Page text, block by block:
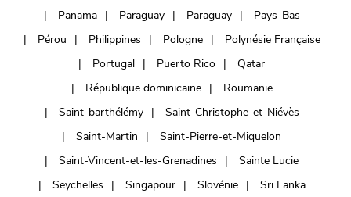
Panama
Paraguay Paraguay
Pays-Bas
Pérou
Philippines Pologne
Polynésie Française
Portugal
Puerto Rico
Qatar
République dominicaine
Roumanie
Saint-barthélémy
Saint-Christophe-et-Niévès
Saint-Martin
Saint-Pierre-et-Miquelon
Saint-Vincent-et-les-Grenadines
Sainte Lucie
Seychelles
Singapour Slovénie Sri Lanka